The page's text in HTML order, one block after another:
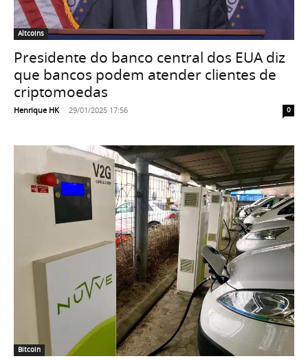
Altcoins
Presidente do banco central dos EUA diz
que bancos podem atender clientes de
criptomoedas
Henrique HK - 29/01/2025 17:56 0
Bitcoin